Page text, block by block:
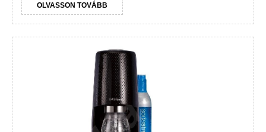
OLVASSON TOVÁBB OLVASSON
TOVÁBB